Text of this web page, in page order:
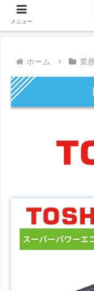
ホーム 業
メニュー